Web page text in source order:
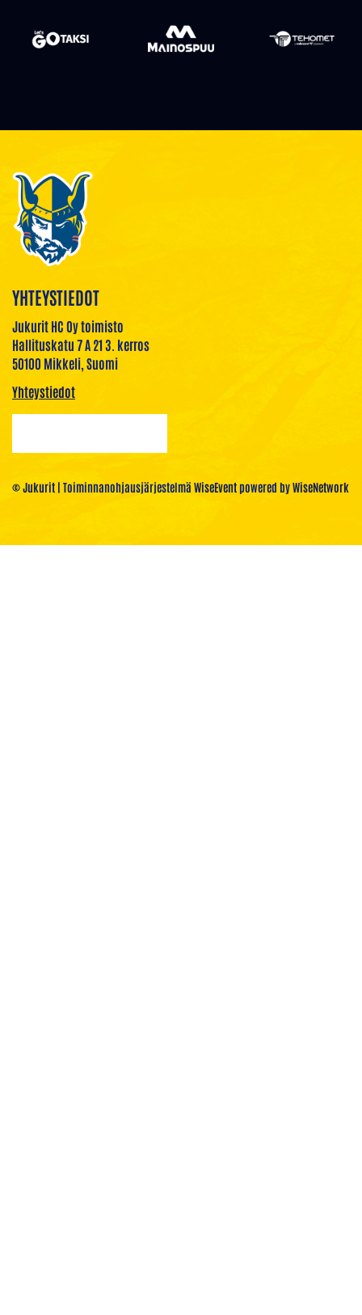
YHTEYSTIEDOT
Jukurit HC Oy toimisto
Hallituskatu 7 A 21 3. kerros
50100 Mikkeli, Suomi
Yhteystiedot
© Jukurit | Toiminnanohjausjärjestelmä WiseEventpowered byWiseNetwork